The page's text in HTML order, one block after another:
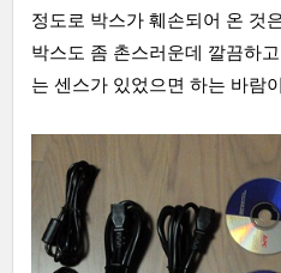
정도로 박스가 훼손되어 온 것
박스도 좀 촌스러운데 깔끔하
는 센스가 있었으면 하는 바람